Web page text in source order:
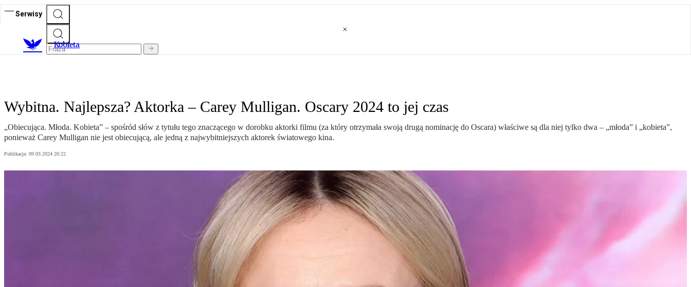
Serwisy
Kobieta
Wybitna. Najlepsza? Aktorka – Carey Mulligan. Oscary 2024 to jej czas
„Obiecująca. Młoda. Kobieta” – spośród słów z tytułu tego znaczącego w dorobku aktorki filmu (za który otrzymała swoją drugą nominację do Oscara) właściwe są dla niej tylko dwa – „młoda” i „kobieta”,
ponieważ Carey Mulligan nie jest obiecującą, ale jedną z najwybitniejszych aktorek światowego kina.
Publikacja: 09.03.2024 20:22